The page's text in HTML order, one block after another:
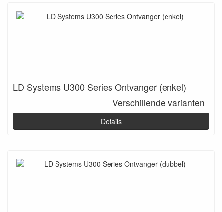
LD Systems U300 Series Ontvanger (enkel)
Verschillende varianten
Details